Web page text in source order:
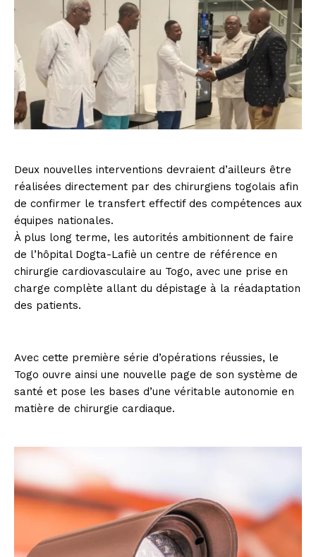
Deux nouvelles interventions devraient d’ailleurs être
réalisées directement par des chirurgiens togolais afin
de confirmer le transfert effectif des compétences aux
équipes nationales.
À plus long terme, les autorités ambitionnent de faire
de l’hôpital Dogta-Lafiè un centre de référence en
chirurgie cardiovasculaire au Togo, avec une prise en
charge complète allant du dépistage à la réadaptation
des patients.
Avec cette première série d’opérations réussies, le
Togo ouvre ainsi une nouvelle page de son système de
santé et pose les bases d’une véritable autonomie en
matière de chirurgie cardiaque.